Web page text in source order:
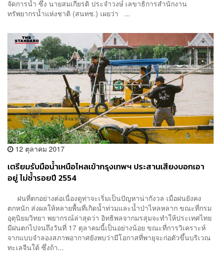
จัดการน้ำ ซึ่ง นายสมเกียรติ ประจำวงษ์ เลขาธิการสำนักงาน
ทรัพยากรน้ำแห่งชาติ (สนทช.) เผยว่า ...
12 ตุลาคม 2017
เตรียมรับมือน้ำเหนือไหลเข้ากรุงเทพฯ ประสานเสียงบอกเอา
อยู่ ไม่ซ้ำรอยปี 2554
ฝนที่ตกอย่างต่อเนื่องดูท่าจะเริ่มเป็นปัญหาน่ากังวล เมื่อฝนยังคง
ตกหนัก ส่งผลให้หลายพื้นที่เกิดน้ำท่วมและน้ำป่าไหลหลาก ขณะที่กรม
อุตุนิยมวิทยา พยากรณ์ล่าสุดว่า อิทธิพลจากมรสุมจะทำให้ประเทศไทย
มีฝนตกไปจนถึงวันที่ 17 ตุลาคมนี้เป็นอย่างน้อย ขณะที่การวิเคราะห์
จากแบบจำลองสภาพอากาศยังพบว่ามีโอกาสที่พายุจะก่อตัวขึ้นบริเวณ
ทะเลจีนใต้ ซึ่งถ้า...